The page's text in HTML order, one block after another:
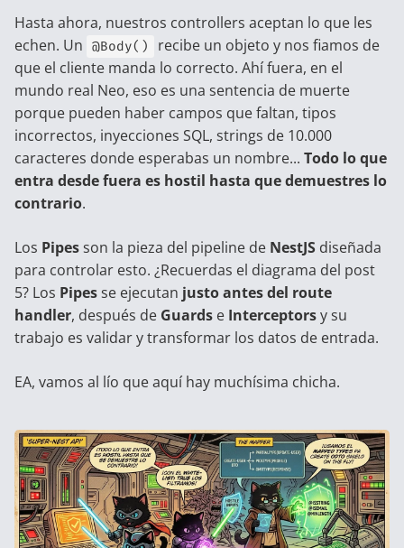
Hasta ahora, nuestros controllers aceptan lo que les
echen. Un @Body()
recibe un objeto y nos fiamos de
que el cliente manda lo correcto. Ahí fuera, en el
mundo real Neo, eso es una sentencia de muerte
porque pueden haber campos que faltan, tipos
incorrectos, inyecciones SQL, strings de 10.000
caracteres donde esperabas un nombre... Todo lo que
entra desde fuera es hostil hasta que demuestres lo
contrario.
Los Pipesson la pieza del pipeline de NestJS diseñada
para controlar esto. ¿Recuerdas el diagrama del post
5? Los Pipesse ejecutan justo antes del route
handler, después de Guards e Interceptorsy su
trabajo es validar y transformar los datos de entrada.
EA, vamos al lío que aquí hay muchísima chicha.